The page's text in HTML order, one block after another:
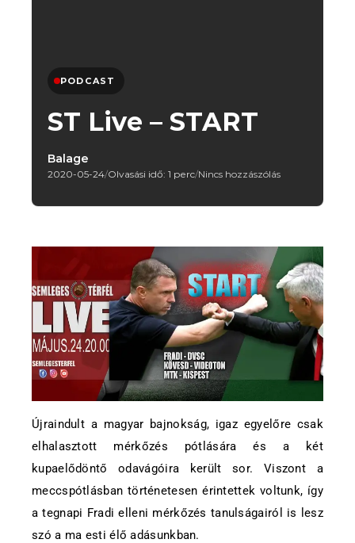
PODCAST
ST Live – START
Balage
2020-05-24/Olvasási idő: 1 perc/Nincs hozzászólás
Újraindult a magyar bajnokság, igaz egyelőre csak
elhalasztott mérkőzés pótlására és a két
kupaelődöntő odavágóira került sor. Viszont a
meccspótlásban történetesen érintettek voltunk, így
a tegnapi Fradi elleni mérkőzés tanulságairól is lesz
szó a ma esti élő adásunkban.